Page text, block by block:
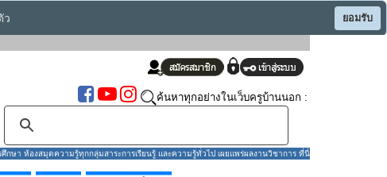
ว ยอมรับ
ค้นหาทุกอย่างในเว็บครูบ้านนอก :
ษา ห้องสมุดความรู้ทุกกลุ่มสาระการเรียนรู้ และความรู้ทั่วไป เผยแพร่ผลงานวิชาการ ที่นี่